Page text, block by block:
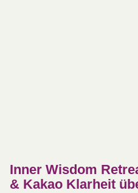
Inner Wisdom
& Kakao Klarheit